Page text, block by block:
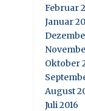
Februar
Januar
Oktober
August
Juli 2016